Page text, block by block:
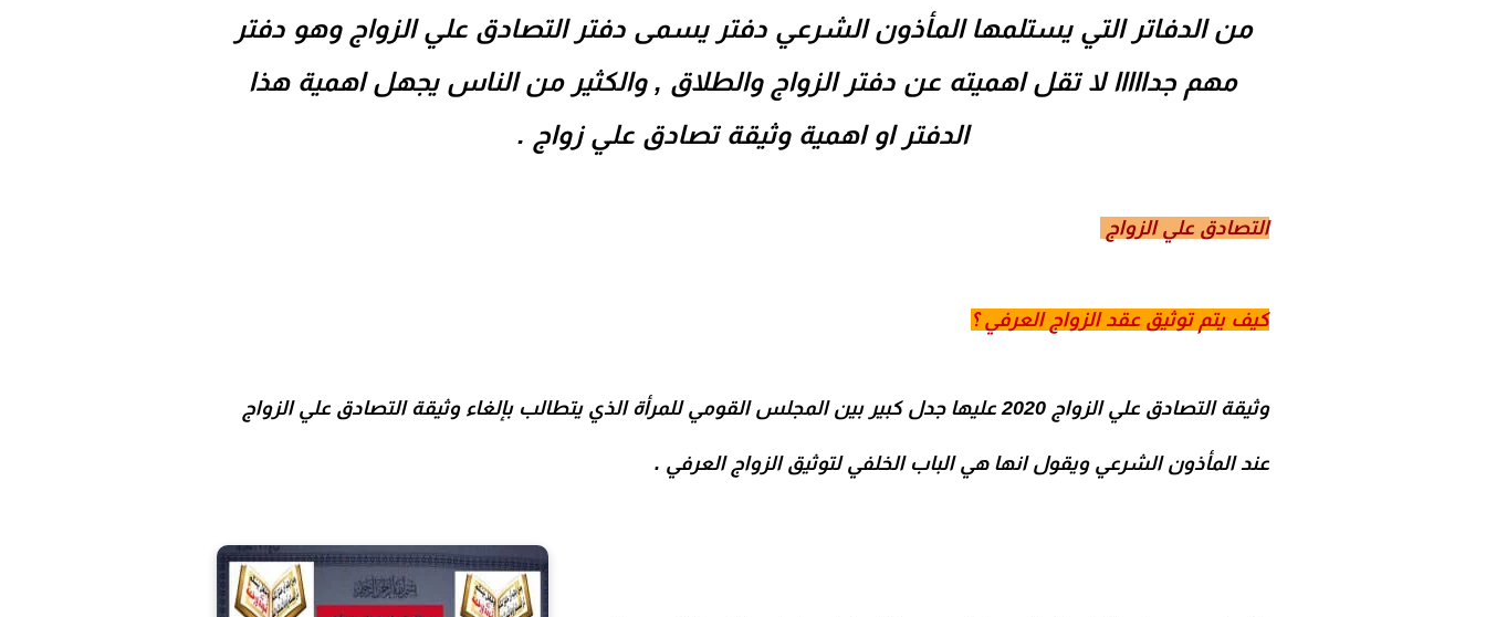
من الدفاتر التي يستلمهاالمأذون الشرعي دفتر يسمى دفترالتصادق علي الزواج وهو دفتر
مهم جدااااا لا تقل اهميته عن دفتر الزواج والطلاق , والكثير من الناس يجهل اهمية هذا
الدفتر او اهمية وثيقة تصادق علي زواج .
التصادق علي الزواج
كيف يتم توثيق عقد الزواج العرفي ؟
وثيقة التصادق علي الزواج 2020 عليها جدل كبير بين المجلس القومي للمرأة الذي يتطالب بإلغاء وثيقة التصادق علي الزواج
عند المأذون الشرعي ويقول انها هي الباب الخلفي لتوثيق الزواج العرفي .